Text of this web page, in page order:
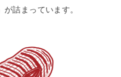
が詰まっています。